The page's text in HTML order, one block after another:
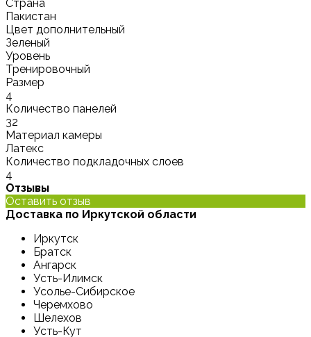
Страна
Пакистан
Цвет дополнительный
Зеленый
Уровень
Тренировочный
Размер
4
Количество панелей
32
Материал камеры
Латекс
Количество подкладочных слоев
4
Отзывы
Оставить отзыв
Доставка по Иркутской области
Иркутск
Братск
Ангарск
Усть-Илимск
Усолье-Сибирское
Черемхово
Шелехов
Усть-Кут